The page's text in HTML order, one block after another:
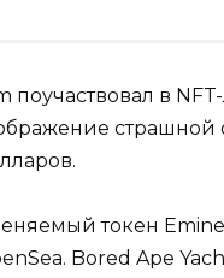
поучаствовал в
страшной
токен
Bored Ape